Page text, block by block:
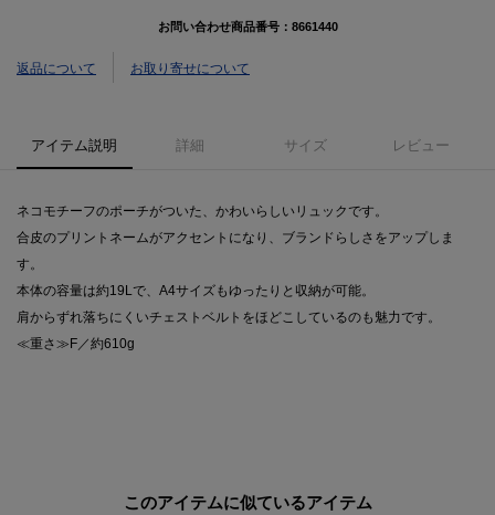
お問い合わせ商品番号： 8661440
返品について お取り寄せについて
アイテム説明 詳細 サイズ レビュー
ネコモチーフのポーチがついた、かわいらしいリュックです。
合皮のプリントネームがアクセントになり、ブランドらしさをアップしま
す。
本体の容量は約19Lで、A4サイズもゆったりと収納が可能。
肩からずれ落ちにくいチェストベルトをほどこしているのも魅力です。
≪重さ≫F／約610g
このアイテムに似ているアイテム